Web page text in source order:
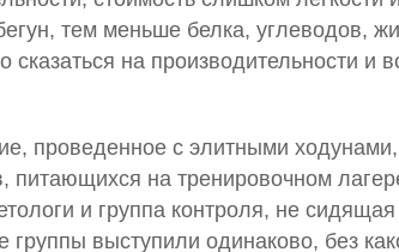
тем меньше белка, углеводов,
сказаться на производительности
проведенное с элитными
питающихся на тренировочном
и группа контроля, не
группы выступили одинаково, без